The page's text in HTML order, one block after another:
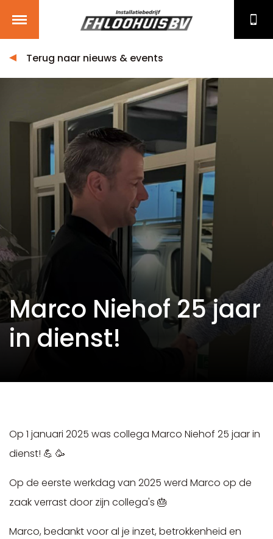
Terug naar nieuws & events
Marco Niehof 25 jaar
in dienst!
Op 1 januari 2025 was collega Marco Niehof 25 jaar in
dienst! 💪 🥳
Op de eerste werkdag van 2025 werd Marco op de
zaak verrast door zijn collega's 🎂
Marco, bedankt voor al je inzet, betrokkenheid en